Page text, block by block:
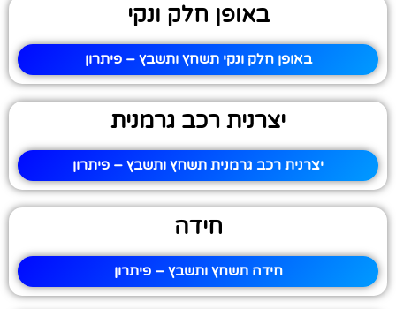
באופן חלק ונקי
באופן חלק ונקי תשחץ ותשבץ – פיתרון
יצרנית רכב גרמנית
יצרנית רכב גרמנית תשחץ ותשבץ – פיתרון
חידה
חידה תשחץ ותשבץ – פיתרון